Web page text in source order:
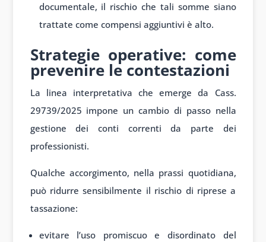
documentale, il rischio che tali somme siano
trattate come compensi aggiuntivi è alto.
Strategie operative: come
prevenire le contestazioni
La linea interpretativa che emerge da Cass.
29739/2025 impone un cambio di passo nella
gestione dei conti correnti da parte dei
professionisti.
Qualche accorgimento, nella prassi quotidiana,
può ridurre sensibilmente il rischio di riprese a
tassazione:
evitare l’uso promiscuo e disordinato del